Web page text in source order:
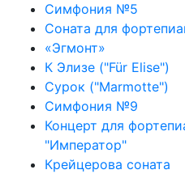
Симфония №5
Соната для
«Эгмонт»
К Элизе ("Für Elise")
Сурок ("Marmotte")
Симфония №9
Концерт для
"Император"
Крейцерова соната